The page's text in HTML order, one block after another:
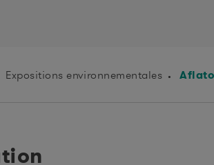
Expositions environnementales